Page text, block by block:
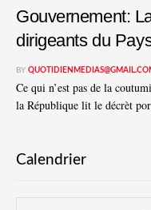
Gouvernement:
dirigeants du
BY
Ce qui n’est pas de la
la République lit le décrèt
Calendrier